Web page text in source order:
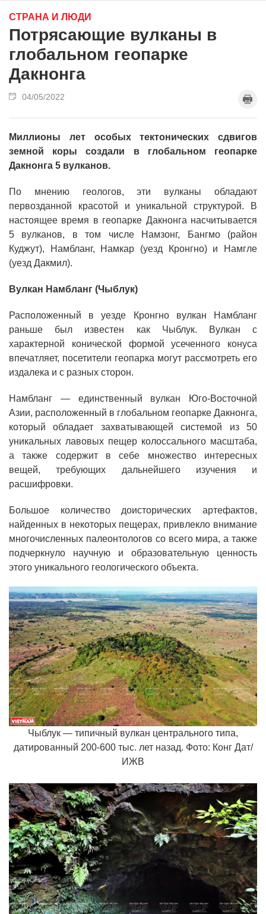
СТРАНА И ЛЮДИ
Потрясающие вулканы в
глобальном геопарке
Дакнонга
04/05/2022
Миллионы лет особых тектонических сдвигов
земной коры создали в глобальном геопарке
Дакнонга 5 вулканов.
По мнению геологов, эти вулканы обладают
первозданной красотой и уникальной структурой. В
настоящее время в геопарке Дакнонга насчитывается
5 вулканов, в том числе Намзонг, Бангмо (район
Куджут), Намбланг, Намкар (уезд Кронгно) и Намгле
(уезд Дакмил).
Вулкан Намбланг (Чыблук)
Расположенный в уезде Кронгно вулкан Намбланг
раньше был известен как Чыблук. Вулкан с
характерной конической формой усеченного конуса
впечатляет, посетители геопарка могут рассмотреть его
издалека и с разных сторон.
Намбланг — единственный вулкан Юго-Восточной
Азии, расположенный в глобальном геопарке Дакнонга,
который обладает захватывающей системой из 50
уникальных лавовых пещер колоссального масштаба,
а также содержит в себе множество интересных
вещей, требующих дальнейшего изучения и
расшифровки.
Большое количество доисторических артефактов,
найденных в некоторых пещерах, привлекло внимание
многочисленных палеонтологов со всего мира, а также
подчеркнуло научную и образовательную ценность
этого уникального геологического объекта.
Чыблук — типичный вулкан центрального типа,
датированный 200-600 тыс. лет назад. Фото: Конг Дат/
ИЖВ